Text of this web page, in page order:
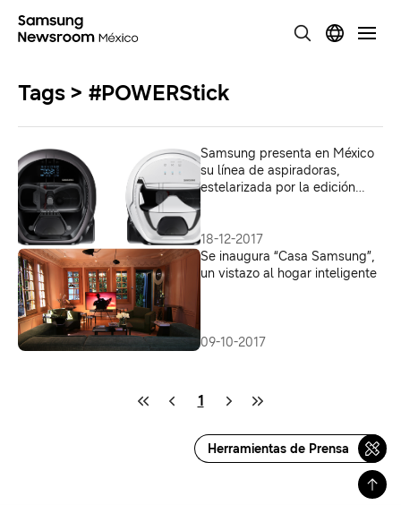
Tags > #POWERStick
Samsung presenta en México
su línea de aspiradoras,
estelarizada por la edición
18-12-2017
Se inaugura “Casa Samsung”,
un vistazo al hogar inteligente
09-10-2017
1
Herramientas de Prensa